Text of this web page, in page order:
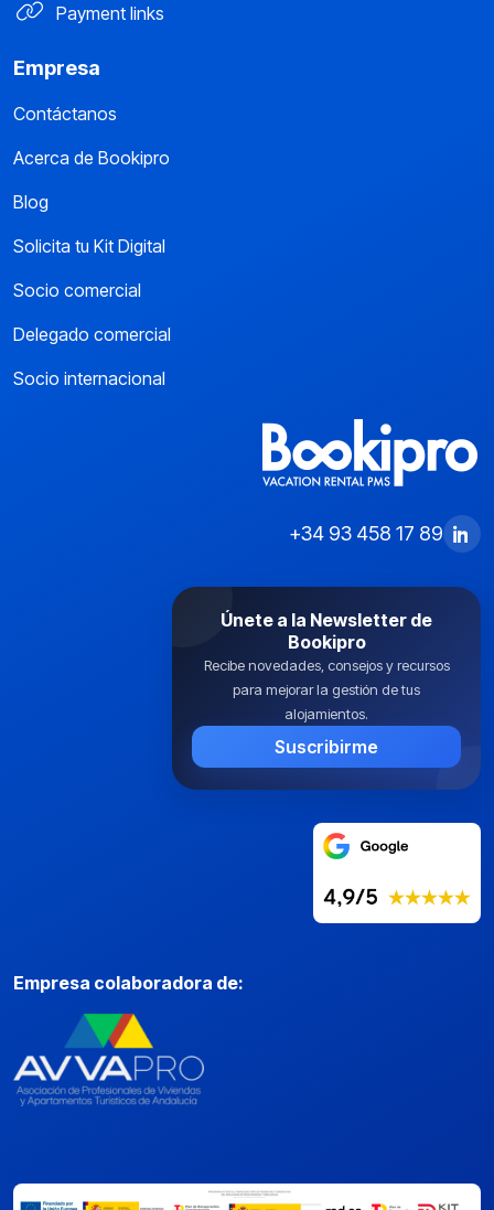
Payment links
Empresa
Contáctanos
Acerca de Bookipro
Blog
Solicita tu Kit Digital
Socio comercial
Delegado comercial
Socio internacional
+34 93 458 17 89
Suscribirme
Únete a la Newsletter de
Bookipro
Recibe novedades, consejos y recursos
para mejorar la gestión de tus
alojamientos.
Empresa colaboradora de: